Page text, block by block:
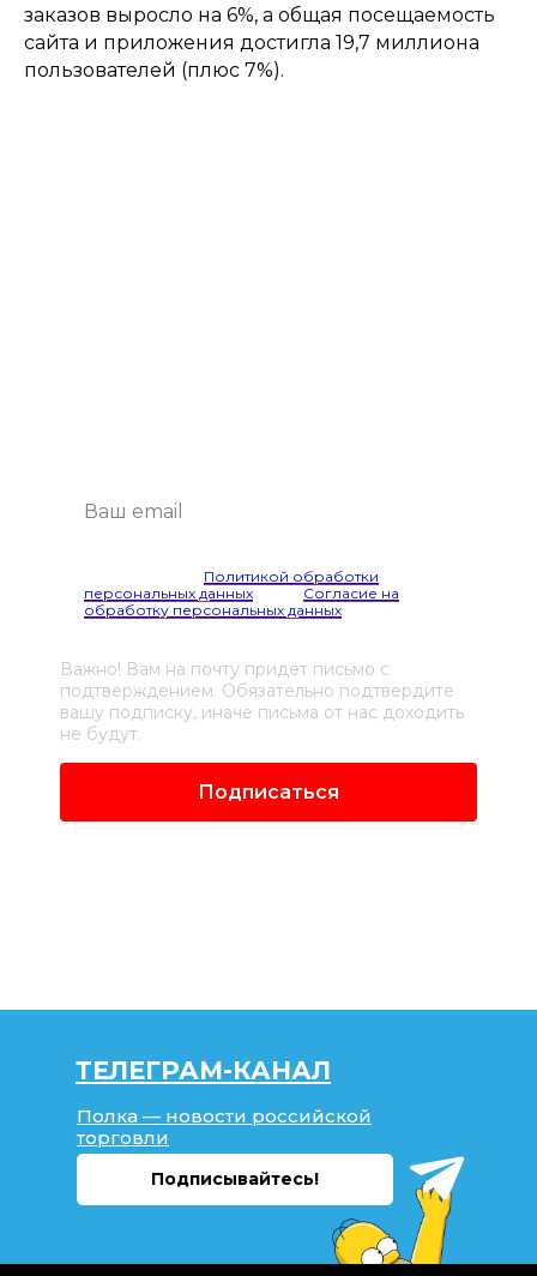
заказов выросло на 6%, а общая посещаемость
сайта и приложения достигла 19,7 миллиона
пользователей (плюс 7%).
Политикой обработки
персональных данных
Согласие на
обработку персональных данных
Важно! Вам на почту придёт письмо с
подтверждением. Обязательно подтвердите
вашу подписку, иначе письма от нас доходить
не будут.
Подписаться
ТЕЛЕГРАМ-КАНАЛ
Полка — новости российской
торговли
Подписывайтесь!